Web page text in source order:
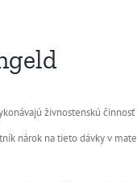
živnostenskú činnosť
nárok na tieto dávky v